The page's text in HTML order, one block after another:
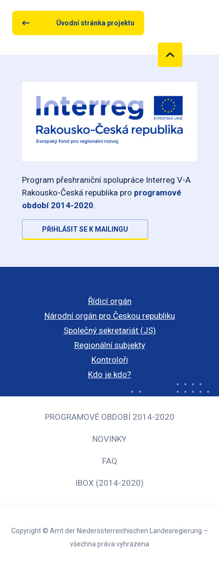
Úvodní stránka projektu
Program přeshraniční spolupráce Interreg V-A
Rakousko-Česká republika pro programové
období 2014-2020.
PŘIHLÁSIT SE K MAILINGU
Řídicí orgán
Národní orgán pro Českou republiku
Společný sekretariát (JS)
Regionální subjekty
Kontroloři
Kdo je kdo?
PROGRAMOVÉ OBDOBÍ 2014-2020
NOVINKY
FAQ
IBOX (2014-2020)
Copyright © Amt der Niederösterreichischen Landesregierung –
všechna práva vyhrazena